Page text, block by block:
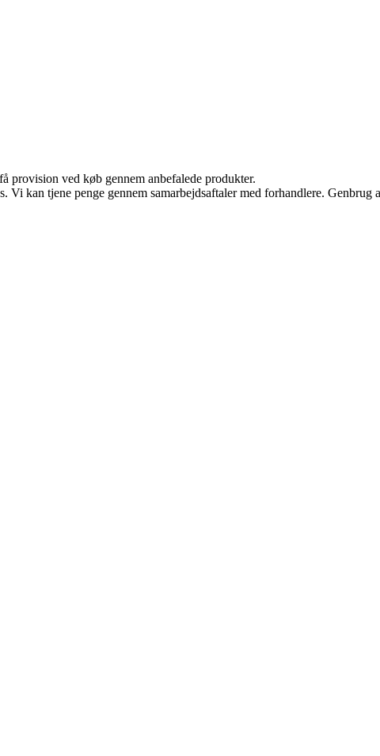
provision ved køb gennem anbefalede produkter.
kan tjene penge gennem samarbejdsaftaler med forhandlere.